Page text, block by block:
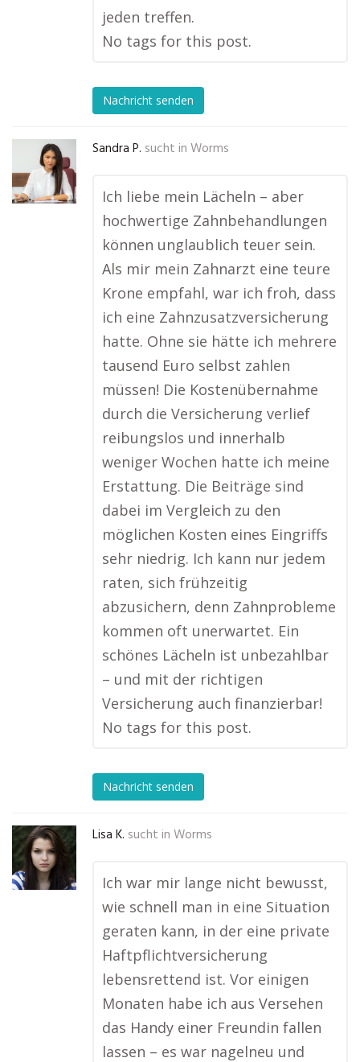
jeden treffen.
No tags for this post.
Nachricht senden
Sandra P. sucht in Worms
Ich liebe mein Lächeln – aber
hochwertige Zahnbehandlungen
können unglaublich teuer sein.
Als mir mein Zahnarzt eine teure
Krone empfahl, war ich froh, dass
ich eine Zahnzusatzversicherung
hatte. Ohne sie hätte ich mehrere
tausend Euro selbst zahlen
müssen! Die Kostenübernahme
durch die Versicherung verlief
reibungslos und innerhalb
weniger Wochen hatte ich meine
Erstattung. Die Beiträge sind
dabei im Vergleich zu den
möglichen Kosten eines Eingriffs
sehr niedrig. Ich kann nur jedem
raten, sich frühzeitig
abzusichern, denn Zahnprobleme
kommen oft unerwartet. Ein
schönes Lächeln ist unbezahlbar
– und mit der richtigen
Versicherung auch finanzierbar!
No tags for this post.
Nachricht senden
Lisa K. sucht in Worms
Ich war mir lange nicht bewusst,
wie schnell man in eine Situation
geraten kann, in der eine private
Haftpflichtversicherung
lebensrettend ist. Vor einigen
Monaten habe ich aus Versehen
das Handy einer Freundin fallen
lassen – es war nagelneu und